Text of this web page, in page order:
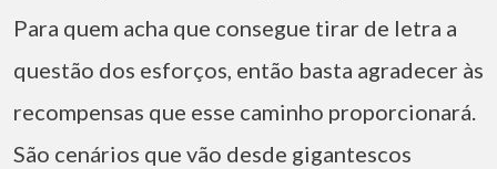
Para quem acha que consegue tirar de letra a
questão dos esforços, então basta agradecer às
recompensas que esse caminho proporcionará.
São cenários que vão desde gigantescos